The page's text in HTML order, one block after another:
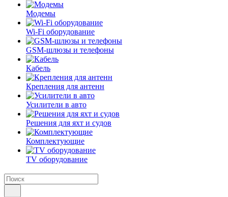
Модемы
Wi-Fi оборудование
GSM-шлюзы и телефоны
Кабель
Крепления для антенн
Усилители в авто
Решения для яхт и судов
Комплектующие
TV оборудование